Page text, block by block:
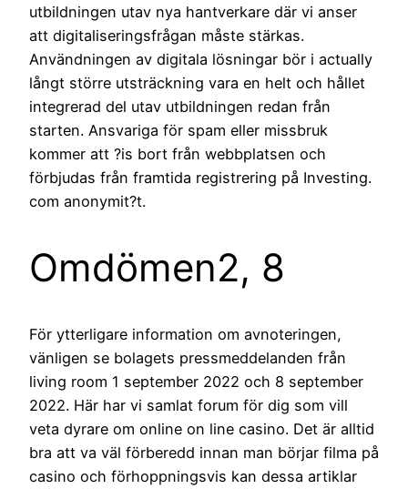
utbildningen utav nya hantverkare där vi anser
att digitaliseringsfrågan måste stärkas.
Användningen av digitala lösningar bör i actually
långt större utsträckning vara en helt och hållet
integrerad del utav utbildningen redan från
starten. Ansvariga för spam eller missbruk
kommer att ?is bort från webbplatsen och
förbjudas från framtida registrering på Investing.
com anonymit?t.
Omdömen2, 8
För ytterligare information om avnoteringen,
vänligen se bolagets pressmeddelanden från
living room 1 september 2022 och 8 september
2022. Här har vi samlat forum för dig som vill
veta dyrare om online on line casino. Det är alltid
bra att va väl förberedd innan man börjar filma på
casino och förhoppningsvis kan dessa artiklar